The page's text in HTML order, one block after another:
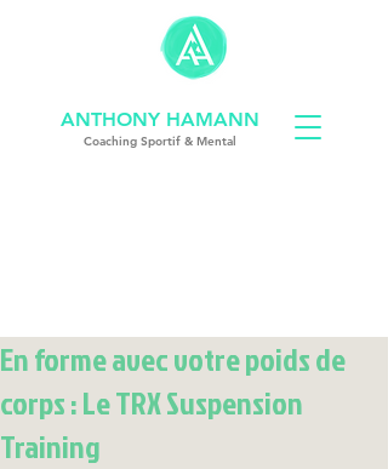
ANTHONY HAMANN
Coaching Sportif & Mental
En forme avec votre poids de
corps : Le TRX Suspension
Training